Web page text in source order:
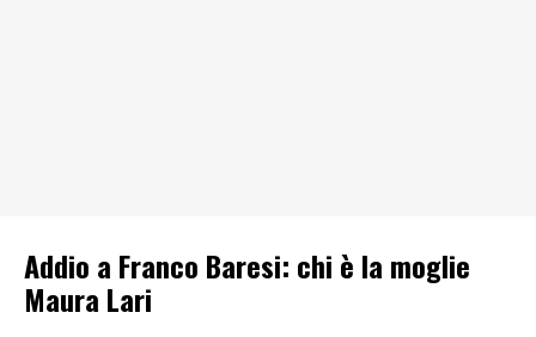
Addio a Franco Baresi: chi è la moglie
Maura Lari